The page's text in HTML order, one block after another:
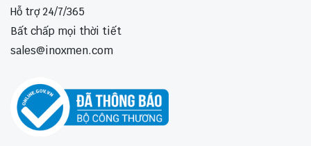
Hỗ trợ 24/7/365
Bất chấp mọi thời tiết
sales@inoxmen.com